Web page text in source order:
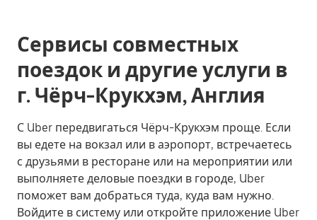
Сервисы совместных
поездок и другие услуги в
г. Чёрч-Крукхэм, Англия
С Uber передвигаться Чёрч-Крукхэм проще. Если
вы едете на вокзал или в аэропорт, встречаетесь
с друзьями в ресторане или на мероприятии или
выполняете деловые поездки в городе, Uber
поможет вам добраться туда, куда вам нужно.
Войдите в систему или откройте приложение Uber